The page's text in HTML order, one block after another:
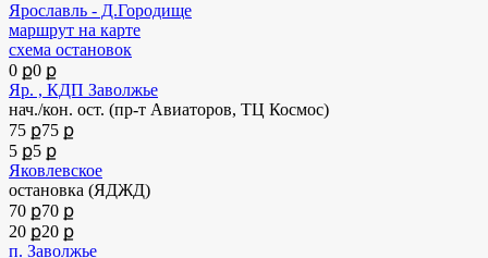
Ярославль - Д.Городище
маршрут на карте
схема остановок
0 ք0 ք
Яр. , КДП Заволжье
нач./кон. ост. (пр-т Авиаторов, ТЦ Космос)
75 ք75 ք
5 ք5 ք
Яковлевское
остановка (ЯДЖД)
70 ք70 ք
20 ք20 ք
п. Заволжье